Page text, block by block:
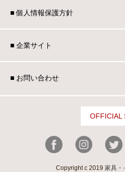
■ 個人情報保護方針
■ 企業サイト
■ お問い合わせ
OFFICIAL
Copyright c 2019 家具